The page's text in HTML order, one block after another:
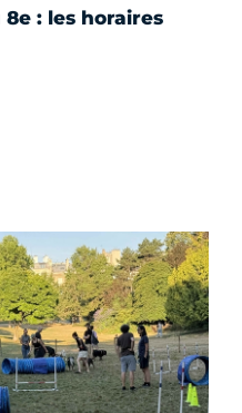
: les horaires